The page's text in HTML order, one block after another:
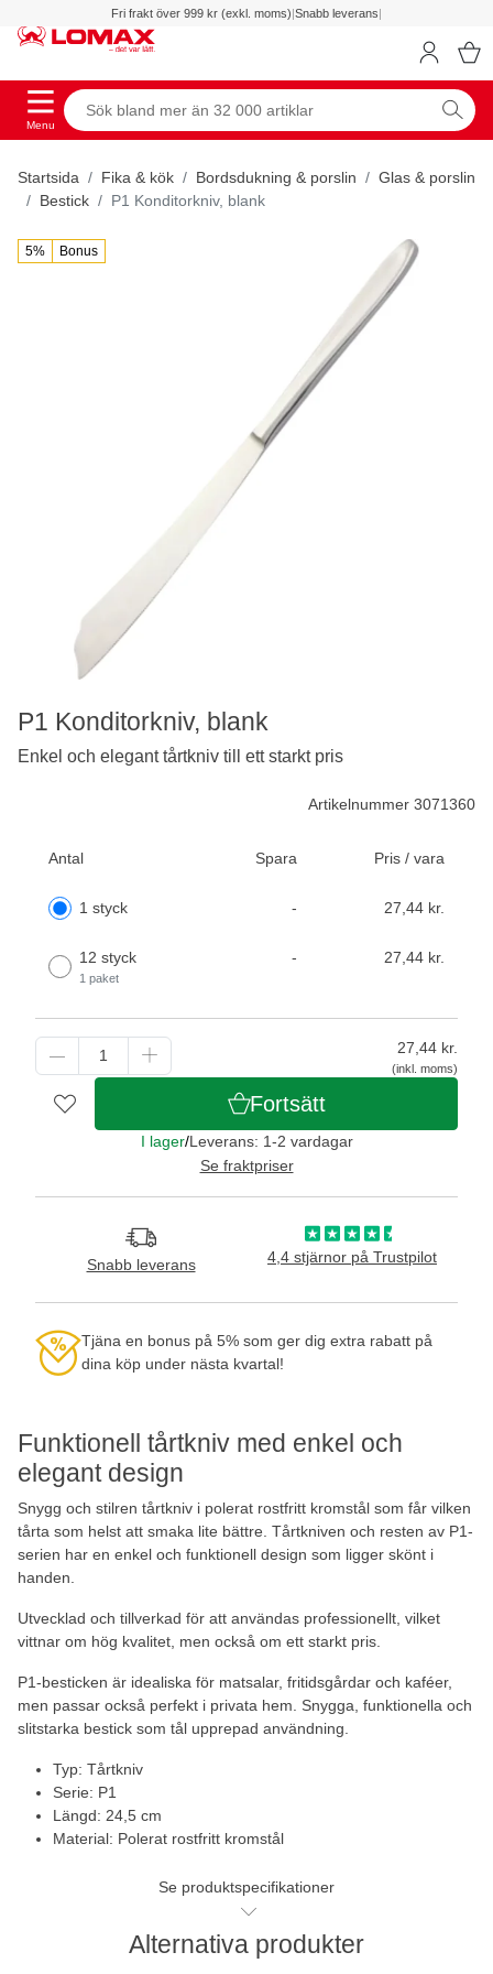
Fri frakt över 999 kr (exkl. moms)|Snabb leverans|
Menu
Startsida Fika & kök Bordsdukning & porslin
Glas & porslin
Bestick
P1 Konditorkniv, blank
5% Bonus
Funktionell tårtkniv med enkel och
elegant design
Snygg och stilren tårtkniv i polerat rostfritt kromstål som får vilken
tårta som helst att smaka lite bättre. Tårtkniven och resten av P1-
serien har en enkel och funktionell design som ligger skönt i
handen.
Utvecklad och tillverkad för att användas professionellt, vilket
vittnar om hög kvalitet, men också om ett starkt pris.
P1-besticken är idealiska för matsalar, fritidsgårdar och kaféer,
men passar också perfekt i privata hem. Snygga, funktionella och
slitstarka bestick som tål upprepad användning.
Typ: Tårtkniv
Serie: P1
Längd: 24,5 cm
Material: Polerat rostfritt kromstål
Se produktspecifikationer
Artikelnummer 3071360
Antal Spara Pris / vara
1 styck - 27,44 kr.
12 styck
1 paket
- 27,44 kr.
27,44 kr.
(inkl. moms)
Fortsätt
I lager/Leverans: 1-2 vardagar
Se fraktpriser
Snabb leverans 4,4 stjärnor på Trustpilot
Tjäna en bonus på 5% som ger dig extra rabatt på
dina köp under nästa kvartal!
P1 Konditorkniv, blank
Enkel och elegant tårtkniv till ett starkt pris
Alternativa produkter